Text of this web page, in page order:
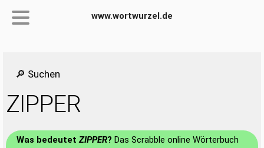
www.wortwurzel.de
🔎 Suchen
ZIPPER
Was bedeutetZIPPER? Das Scrabble online Wörterbuch